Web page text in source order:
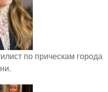
по прическам города